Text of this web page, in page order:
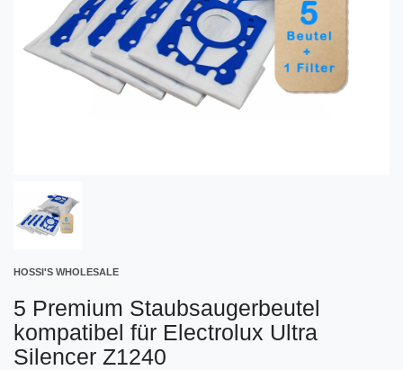
HOSSI'S WHOLESALE
5 Premium Staubsaugerbeutel
kompatibel für Electrolux Ultra
Silencer Z1240